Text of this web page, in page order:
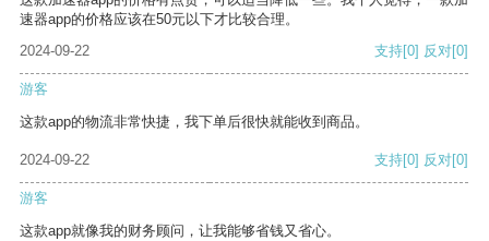
速器app的价格应该在50元以下才比较合理。
2024-09-22
支持[0] 反对[0]
游客
这款app的物流非常快捷，我下单后很快就能收到商品。
2024-09-22 支持[0] 反对[0]
游客
这款app就像我的财务顾问，让我能够省钱又省心。